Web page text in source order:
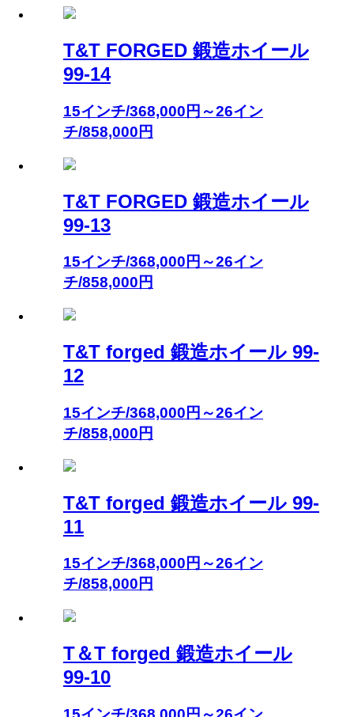
T&T FORGED 鍛造ホイール
99-14
15インチ/368,000円～26イン
チ/858,000円
T&T FORGED 鍛造ホイール
99-13
15インチ/368,000円～26イン
チ/858,000円
T&T forged 鍛造ホイール 99-
12
15インチ/368,000円～26イン
チ/858,000円
T&T forged 鍛造ホイール 99-
11
15インチ/368,000円～26イン
チ/858,000円
T＆T forged 鍛造ホイール
99-10